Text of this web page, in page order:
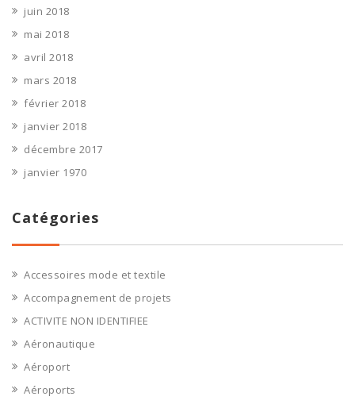
juin 2018
mai 2018
avril 2018
mars 2018
février 2018
janvier 2018
décembre 2017
janvier 1970
Catégories
Accessoires mode et textile
Accompagnement de projets
ACTIVITE NON IDENTIFIEE
Aéronautique
Aéroport
Aéroports